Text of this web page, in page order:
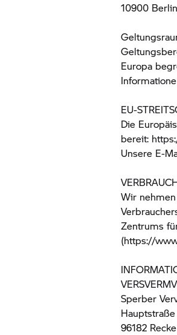
10900
Europa
EU-
Die
bereit:
Unsere E-
Wir
Zentrums
(https://
Sperber
96182